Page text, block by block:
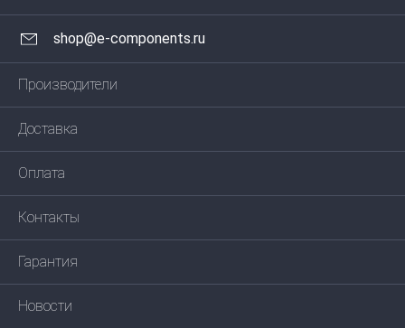
shop@e-components.ru
Производители
Доставка
Оплата
Контакты
Гарантия
Новости